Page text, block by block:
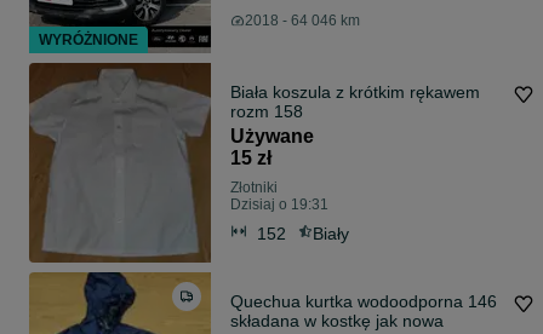
2018 - 64 046 km
Biała koszula z krótkim rękawem
rozm 158
Używane
15 zł
Złotniki
Dzisiaj o 19:31
152 Biały
Quechua kurtka wodoodporna 146
składana w kostkę jak nowa
WYRÓŻNIONE